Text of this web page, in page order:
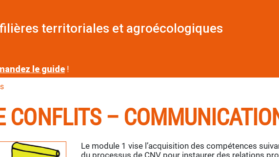
territoriales et agroécologiques
le guide !
CONFLITS –
Le module 1 vise l’acquisition des compétences
du processus de CNV pour instaurer des relations